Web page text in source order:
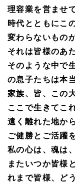
理容業を営ませ
時代とともにこ
変わらないもの
それは皆様のあ
そのような中で
の息子たちは本
家族、皆、この
ここで生きてこ
遠く離れた地か
ご健勝とご活躍
私の心は、魂は
またいつか皆様
れまで皆様、ど